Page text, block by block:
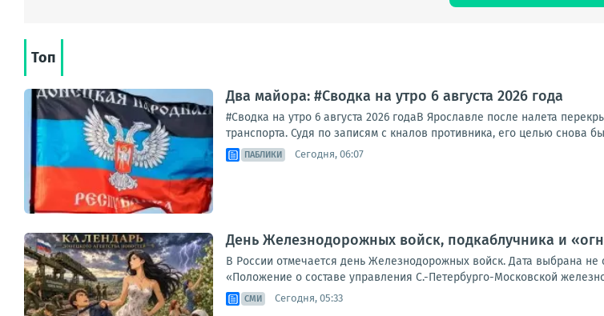
Топ
Два майора: #Сводка на утро 6 августа 2026 года
#Сводка на утро 6 августа 2026 годаВ Ярославле после налета
транспорта. Судя по записям с кналов противника, его целью снова
ПАБЛИКИ Сегодня, 06:07
День Железнодорожных войск, подкаблучника и
В России отмечается день Железнодорожных войск. Дата выбрана не
«Положение о составе управления С.-Петербурго-Московской
СМИ Сегодня, 05:33